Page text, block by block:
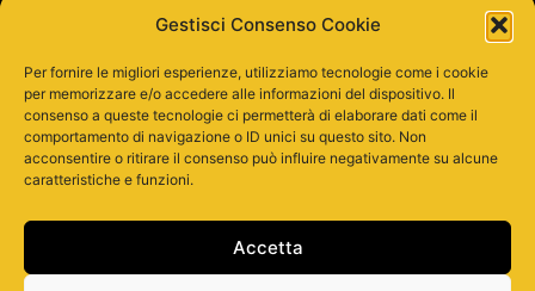
Gestisci Consenso Cookie
Per fornire le migliori esperienze, utilizziamo tecnologie come i cookie
per memorizzare e/o accedere alle informazioni del dispositivo. Il
consenso a queste tecnologie ci permetterà di elaborare dati come il
comportamento di navigazione o ID unici su questo sito. Non
acconsentire o ritirare il consenso può influire negativamente su alcune
caratteristiche e funzioni.
Accetta